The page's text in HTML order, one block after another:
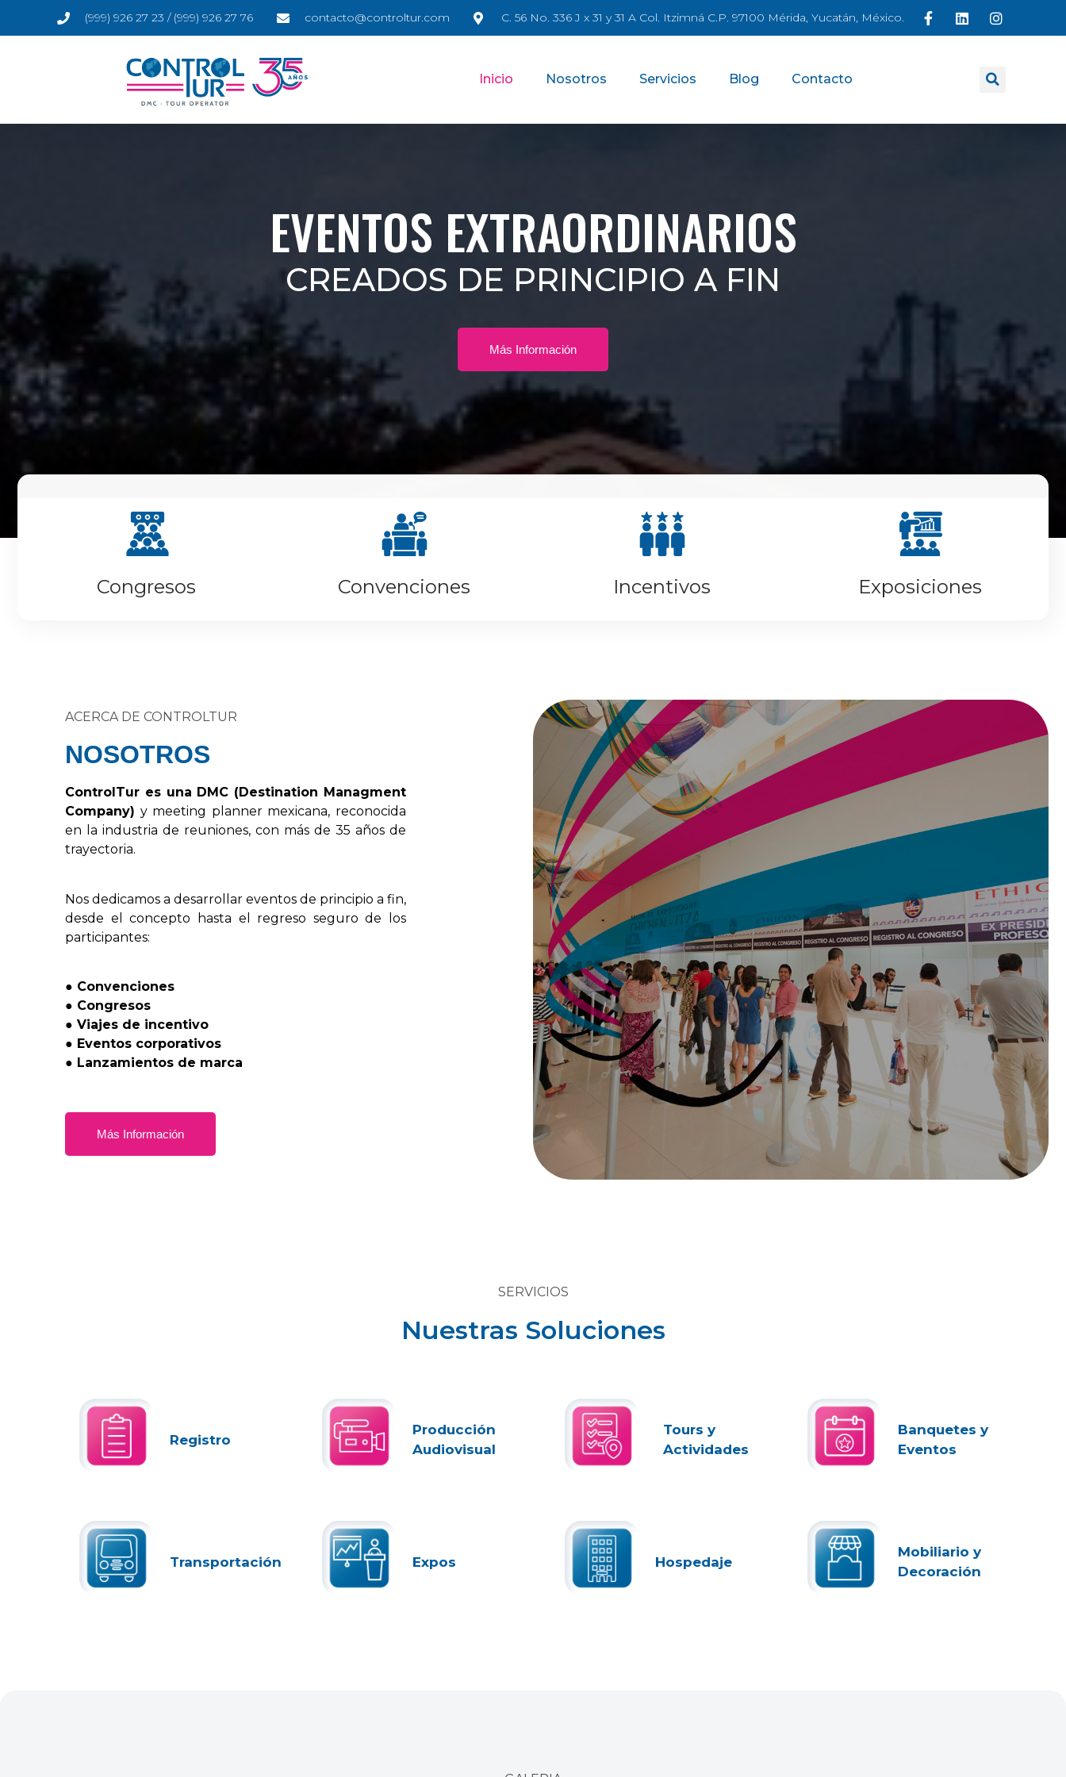
(999) 926 27 23 / (999) 926 27 76 contacto@controltur.com C. 56 No. 336 J x 31 y 31 A Col. Itzimná C.P. 97100 Mérida, Yucatán, México.
Inicio Nosotros Servicios Blog Contacto
EVENTOS EXTRAORDINARIOS
CREADOS DE PRINCIPIO A FIN
Más Información
Congresos Convenciones Incentivos Exposiciones
ACERCA DE CONTROLTUR
NOSOTROS
Control Tur es una DMC (Destination Managment
Company) y meeting planner mexicana, reconocida
en
la industria de reuniones, con más de 35 años de
trayectoria.
Nos dedicamos a desarrollar eventos de principio a fin,
desde el concepto hasta el regreso seguro de
los
participantes:
● Convenciones
● Congresos
● Viajes de incentivo
● Eventos corporativos
● Lanzamientos de marca
Más Información
SERVICIOS
Nuestras Soluciones
Registro
Producción
Audiovisual
Tours y
Actividades
Banquetes y
Eventos
Transportación Expos Hospedaje
Mobiliario y
Decoración